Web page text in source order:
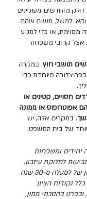
. חלק מהיורשים מעוניינים
למשל, משום שהם
מסוימת, או כדי למנוע
אצל קרובי משפחה
תושבי חוץ. במקרה
מיוחדת כדי
חסויים, קטינים או
אפוטרופוס או ממונה
. במקרים אלה, יש
של בית המשפט.
יחידים ומשפחות
לחלוקת עיזבון.
לעו"ד רויטל כרם נסיון של למעלה מ-30 שנה
נקודות הציון
בהסכמי ממון,